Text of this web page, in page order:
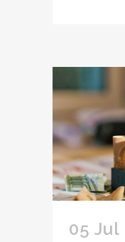
05 Jul